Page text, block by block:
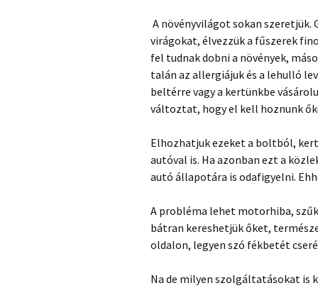
A növényvilágot sokan szeretjük.
virágokat, élvezzük a fűszerek
fel tudnak dobni a növények,
talán az allergiájuk és a lehulló
beltérre vagy a kertünkbe
változtat, hogy el kell hoznunk
Elhozhatjuk ezeket a boltból,
autóval is. Ha azonban ezt a
autó állapotára is odafigyelni.
A probléma lehet motorhiba,
bátran kereshetjük őket,
oldalon, legyen szó fékbetét
Na de milyen szolgáltatásokat is